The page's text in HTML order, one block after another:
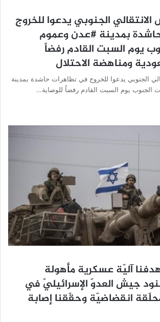
الجنوبي يدعوا للخروج
بمدينة #عدن وعموم
يوم السبت القادم رفضاً
ومناهضة الاحتلال
الجنوبي يدعوا للخروج في تظاهرات حاشدة بمدينة
يوم السبت القادم رفضاً للوصاية…
آليّة عسكرية مأهولة
جيش العدوّ الإسرائيليّ في
انقضاضيّة وحقّقنا إصابة